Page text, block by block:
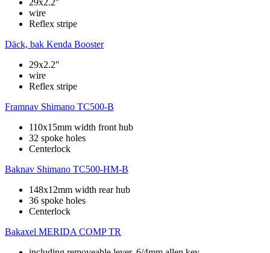
29x2.2"
wire
Reflex stripe
Däck, bak Kenda Booster
29x2.2"
wire
Reflex stripe
Framnav Shimano TC500-B
110x15mm width front hub
32 spoke holes
Centerlock
Baknav Shimano TC500-HM-B
148x12mm width rear hub
36 spoke holes
Centerlock
Bakaxel MERIDA COMP TR